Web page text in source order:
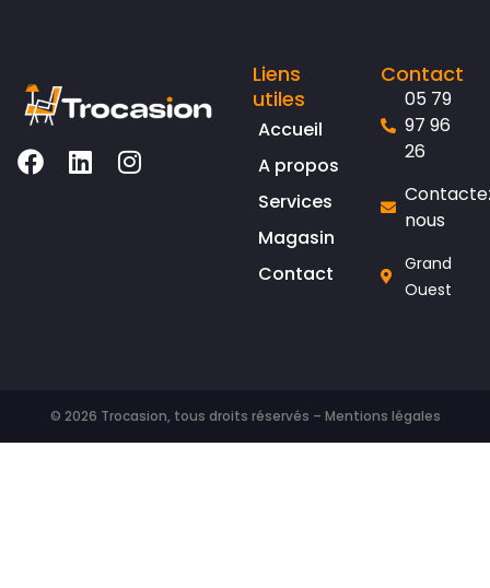
Liens
utiles
Accueil
A propos
Services
Magasin
Contact
Contact
05 79
97 96
26
nous
Grand
Ouest
© 2026 Trocasion, tous droits réservés – Mentions légales